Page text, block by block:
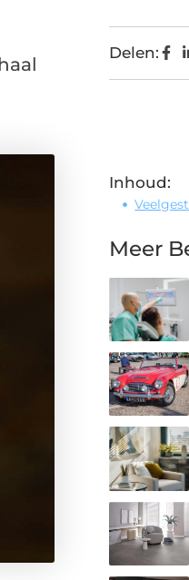
Delen:
Inhoud:
Meer